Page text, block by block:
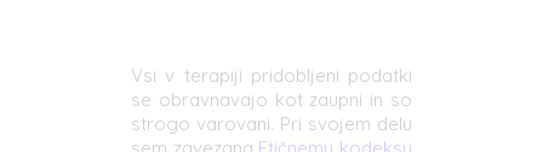
Vsi v terapiji pridobljeni podatki
se obravnavajo kot zaupni in so
strogo varovani. Pri svojem delu